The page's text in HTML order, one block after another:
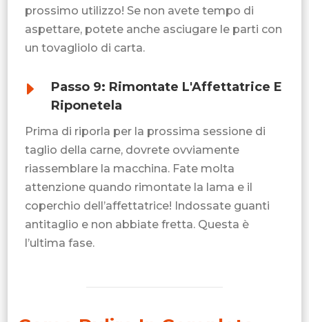
prossimo utilizzo! Se non avete tempo di
aspettare, potete anche asciugare le parti con
un tovagliolo di carta.
E
Passo 9: Rimontate L'Affettatrice E
Riponetela
Prima di riporla per la prossima sessione di
taglio della carne, dovrete ovviamente
riassemblare la macchina. Fate molta
attenzione quando rimontate la lama e il
coperchio dell’affettatrice! Indossate guanti
antitaglio e non abbiate fretta. Questa è
l’ultima fase.